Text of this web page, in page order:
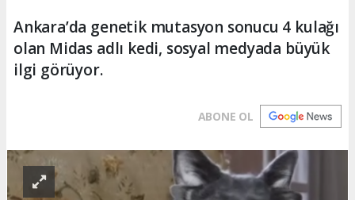
Ankara’da genetik mutasyon sonucu 4 kulağı
olan Midas adlı kedi, sosyal medyada büyük
ilgi görüyor.
ABONE OL